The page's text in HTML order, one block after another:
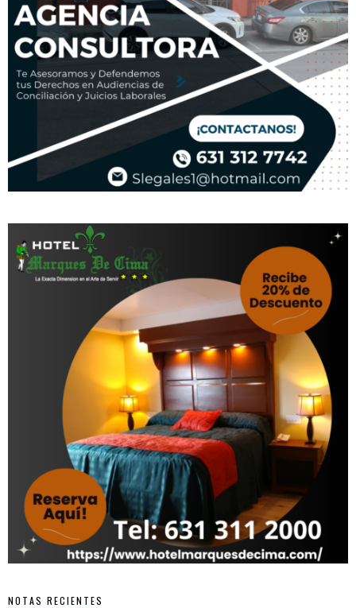
NOTAS RECIENTES